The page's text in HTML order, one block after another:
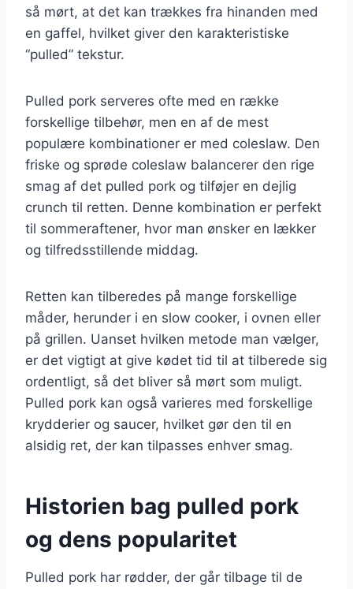
så mørt, at det kan trækkes fra hinanden med
en gaffel, hvilket giver den karakteristiske
“pulled” tekstur.
Pulled pork serveres ofte med en række
forskellige tilbehør, men en af de mest
populære kombinationer er med coleslaw. Den
friske og sprøde coleslaw balancerer den rige
smag af det pulled pork og tilføjer en dejlig
crunch til retten. Denne kombination er perfekt
til sommeraftener, hvor man ønsker en lækker
og tilfredsstillende middag.
Retten kan tilberedes på mange forskellige
måder, herunder i en slow cooker, i ovnen eller
på grillen. Uanset hvilken metode man vælger,
er det vigtigt at give kødet tid til at tilberede sig
ordentligt, så det bliver så mørt som muligt.
Pulled pork kan også varieres med forskellige
krydderier og saucer, hvilket gør den til en
alsidig ret, der kan tilpasses enhver smag.
Historien bag pulled pork
og dens popularitet
Pulled pork har rødder, der går tilbage til de